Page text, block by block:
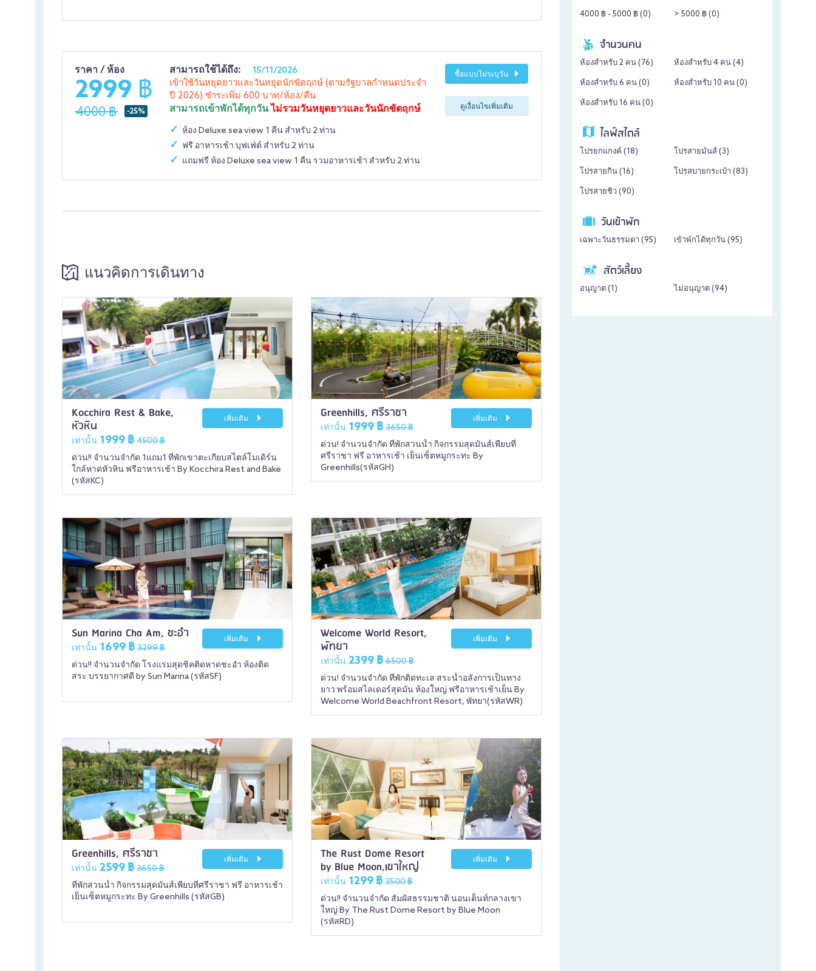
ราคา / ห้อง
2999 ฿
4000 ฿ -25%
สามารถใช้ได้ถึง: 15/11/2026
เข้าใช้วันหยุดยาวและวันหยุดนักขัตฤกษ์ (ตามรัฐบาลกำหนดประจำ
ปี 2026) ชำระเพิ่ม 600 บาท/ห้อง/คืน
สามารถเข้าพักได้ทุกวันไม่รวมวันหยุดยาวและวันนักขัตฤกษ์
ห้อง Deluxe sea view 1 คืน สำหรับ 2 ท่าน
ฟรี อาหารเช้า บุฟเฟ่ต์ สำหรับ 2 ท่าน
แถมฟรี ห้อง Deluxe sea view 1 คืน รวมอาหารเช้า สำหรับ 2 ท่าน
ซื้อแบบไม่ระบุวัน
ดูเงื่อนไขเพิ่มเติม
แนวคิดการเดินทาง
Kocchira Rest & Bake,
หัวหิน
เท่านั้น 1999 ฿ 4500 ฿
เพิ่มเติม
ด่วน!! จำนวนจำกัด 1แถม1 ที่พักเขาตะเกียบสไตล์โมเดิร์น
ใกล้หาดหัวหิน ฟรีอาหารเช้า By Kocchira Rest and Bake
(รหัสKC)
Greenhills, ศรีราชา
เท่านั้น 1999 ฿ 3650 ฿
เพิ่มเติม
ด่วน! จำนวนจำกัด ที่พักสวนน้ำ กิจกรรมสุดมันส์เพียบที่
ศรีราชา ฟรี อาหารเช้า เย็นเซ็ตหมูกระทะ By
Greenhills(รหัสGH)
Sun Marina Cha Am, ชะอำ
เท่านั้น 1699 ฿ 3299 ฿
เพิ่มเติม
ด่วน!! จำนวนจำกัด โรงแรมสุดชิคติดหาดชะอำ ห้องติด
สระ บรรยากาศดี by Sun Marina (รหัสSF)
Welcome World Resort,
พัทยา
เท่านั้น 2399 ฿ 6500 ฿
เพิ่มเติม
ด่วน! จำนวนจำกัด ที่พักติดทะเล สระน้ำอลังการเป็นทาง
ยาว พร้อมสไลเดอร์สุดมัน ห้องใหญ่ ฟรีอาหารเช้าเย็น By
Welcome World Beachfront Resort, พัทยา(รหัสWR)
Greenhills, ศรีราชา
เท่านั้น 2599 ฿ 3650 ฿
เพิ่มเติม
ที่พักสวนน้ำ กิจกรรมสุดมันส์เพียบที่ศรีราชา ฟรี อาหารเช้า
เย็นเซ็ตหมูกระทะ By Greenhills (รหัสGB)
The Rust Dome Resort
by Blue Moon,เขาใหญ่
เท่านั้น 1299 ฿ 3500 ฿
เพิ่มเติม
ด่วน!! จำนวนจำกัด สัมผัสธรรมชาติ นอนเต็นท์กลางเขา
ใหญ่ By The Rust Dome Resort by Blue Moon
(รหัสRD)
4000 ฿ - 5000 ฿ (0) > 5000 ฿ (0)
จำนวนคน
ห้องสำหรับ 2 คน ( 76) ห้องสำหรับ 4 คน (4)
ห้องสำหรับ 6 คน (0) ห้องสำหรับ 10 คน (0)
ห้องสำหรับ 16 คน (0)
ไลฟ์สไตล์
โปรยกแกงค์ (18) โปรสายมันส์ (3)
โปรสายกิน (16) โปรสบายกระเป๋า (83)
โปรสายชิว ( 90)
วันเข้าพัก
เฉพาะวันธรรมดา ( 95) เข้าพักได้ทุกวัน ( 95)
สัตว์เลี้ยง
อนุญาต (1 ) ไม่อนุญาต ( 94)